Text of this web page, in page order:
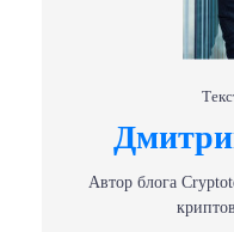
Автор блога